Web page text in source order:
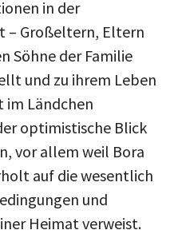
in der
– Großeltern, Eltern
Söhne der Familie
und zu ihrem Leben
im Ländchen
optimistische Blick
vor allem weil Bora
auf die wesentlich
und
Heimat verweist.